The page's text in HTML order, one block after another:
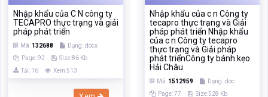
Nhập khẩu của C N công ty
TECAPRO thực trạng và giải
pháp phát triển
Mã: 132688
Dạng:.docx
Page: 92
Size:86 Kb
Tải: 16
Xem:513
Nhập khẩu của c n Công ty
tecapro thực trạng và Giải
pháp phát triển Nhập khẩu
của c n Công ty tecapro
thực trạng và Giải pháp
phát triểnCông ty bánh kẹo
Hải Châu
Mã: 1512959
Dạng:.doc
Page: 77
Size:528 Kb